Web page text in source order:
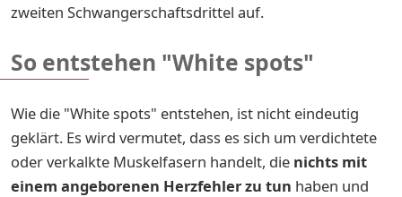
zweiten Schwangerschaftsdrittel auf.
So entstehen "White spots"
Wie die "White spots" entstehen, ist nicht eindeutig
geklärt. Es wird vermutet, dass es sich um verdichtete
oder verkalkte Muskelfasern handelt, die nichts mit
einem angeborenen Herzfehler zu tun haben und